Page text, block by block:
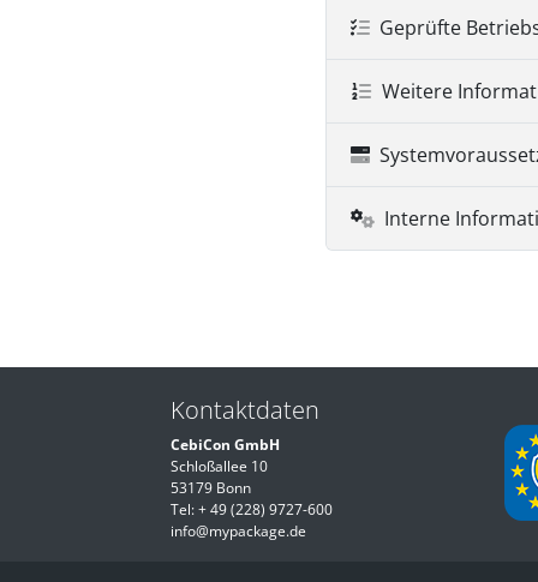
Geprüfte
Weitere
Interne
Kontaktdaten
CebiCon GmbH
Schloßallee 10
53179 Bonn
Tel:+ 49 (228) 9727-600
info@mypackage.de